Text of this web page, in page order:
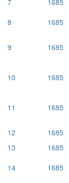
8
1685
9 1685
10 1685
11 1685
12 1685
13
1685
14
1685